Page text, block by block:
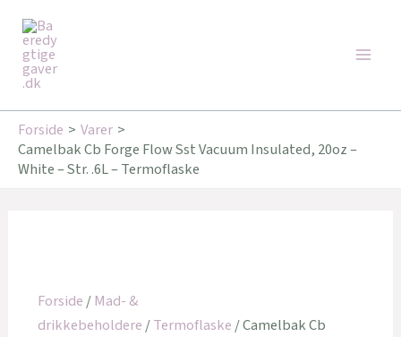
indholdet
Forside
Varer
Camelbak Cb Forge Flow Sst Vacuum Insulated, 20oz –
White – Str. .6L – Termoflaske
Forside/Mad- &
drikkebeholdere/Termoflaske/ Camelbak Cb
Tilbud!
Tilbud!
179,00 kr..143,20 kr..